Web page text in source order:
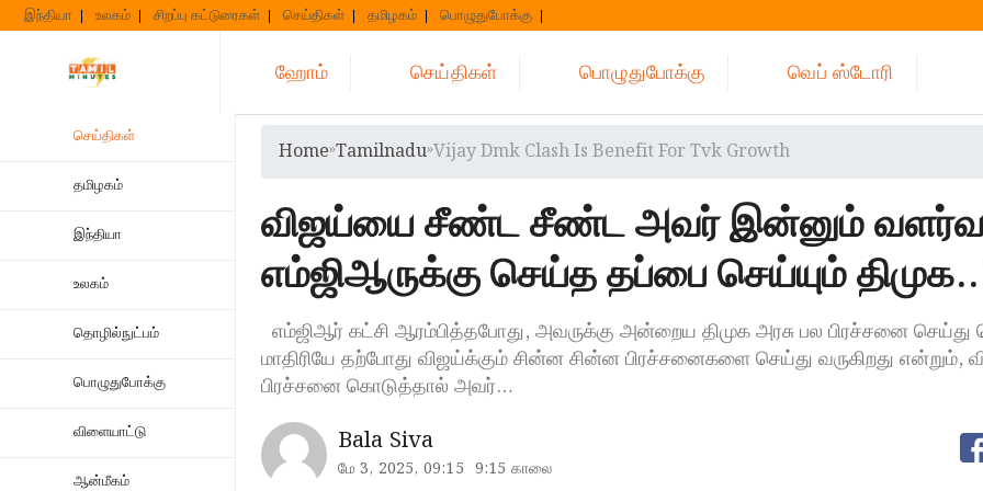
Skip
to
இந்தியா உலகம் சிறப்பு கட்டுரைகள் செய்திகள் தமிழகம் பொழுதுபோக்கு
ஹோம் செய்திகள் பொழுதுபோக்கு வெப் ஸ்டோரி
செய்திகள்
தமிழகம்
இந்தியா
உலகம்
தொழில்நுட்பம்
பொழுதுபோக்கு
விளையாட்டு
ஆன்மீகம்
Home»Tamilnadu»Vijay Dmk Clash Is Benefit For Tvk Growth
விஜய்யை சீண்ட சீண்ட அவர் இன்னும்
எம்ஜிஆருக்கு செய்த தப்பை செய்யும்
எம்ஜிஆர் கட்சி ஆரம்பித்தபோது, அவருக்கு அன்றைய திமுக அரசு பல பிரச்சனை
மாதிரியே தற்போது விஜய்க்கும் சின்ன சின்ன பிரச்சனைகளை செய்து வருகிறது என்றும்,
பிரச்சனை கொடுத்தால் அவர்…
Bala Siva
மே 3, 2025, 09:15 9:15 காலை